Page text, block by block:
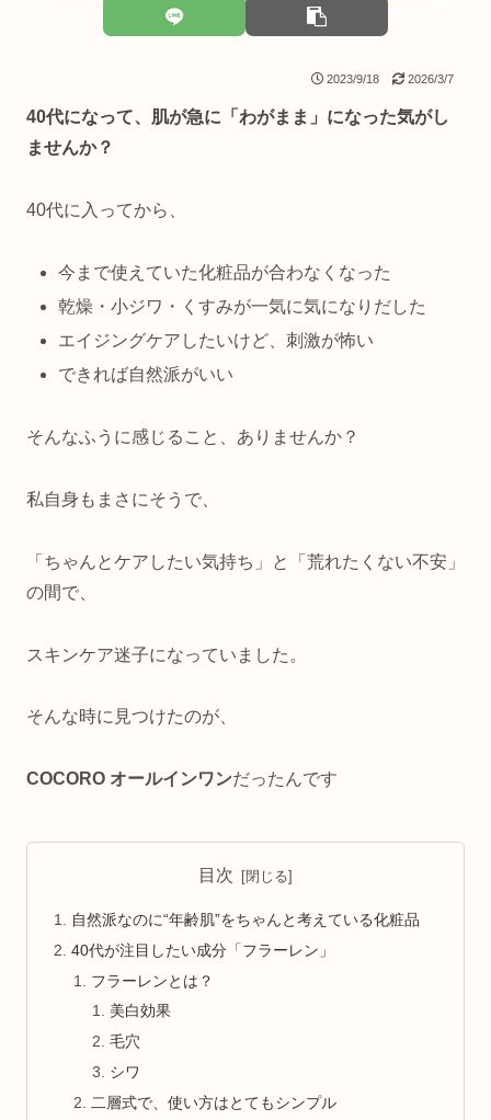
2023/9/18 2026/3/7
40代になって、肌が急に「わがまま」になった気がし
ませんか？
40代に入ってから、
今まで使えていた化粧品が合わなくなった
乾燥・小ジワ・くすみが一気に気になりだした
エイジングケアしたいけど、刺激が怖い
できれば自然派がいい
そんなふうに感じること、ありませんか？
私自身もまさにそうで、
「ちゃんとケアしたい気持ち」と「荒れたくない不安」
の間で、
スキンケア迷子になっていました。
そんな時に見つけたのが、
COCORO オールインワンだったんです
目次
自然派なのに“年齢肌”をちゃんと考えている化粧品
40代が注目したい成分「フラーレン」
フラーレンとは？
美白効果
毛穴
シワ
二層式で、使い方はとてもシンプル